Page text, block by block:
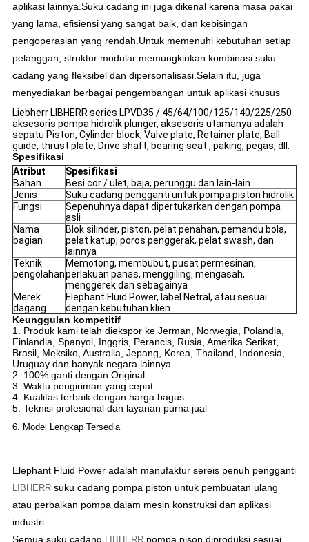
aplikasi lainnya.Suku cadang ini juga dikenal karena masa pakai
yang lama, efisiensi yang sangat baik, dan kebisingan
pengoperasian yang rendah.Untuk memenuhi kebutuhan setiap
pelanggan, struktur modular memungkinkan kombinasi suku
cadang yang fleksibel dan dipersonalisasi.Selain itu, juga
menyediakan berbagai pengembangan untuk aplikasi khusus
Liebherr LIBHERR series LPVD35 / 45/64/100/125/140/225/250
aksesoris pompa hidrolik plunger, aksesoris utamanya adalah
sepatu Piston, Cylinder block, Valve plate, Retainer plate, Ball
guide, thrust plate, Drive shaft, bearing seat , paking, pegas, dll.
Spesifikasi
Atribut
Spesifikasi
Bahan
Besi cor / ulet, baja, perunggu dan lain-lain
Jenis
Suku cadang pengganti untuk pompa piston hidrolik
Fungsi
Sepenuhnya dapat dipertukarkan dengan pompa
asli
Nama
bagian
Blok silinder, piston, pelat penahan, pemandu bola,
pelat katup, poros penggerak, pelat swash, dan
lainnya
Teknik
pengolahan
Memotong, membubut, pusat permesinan,
perlakuan panas, menggiling, mengasah,
menggerek dan sebagainya
Merek
dagang
Elephant Fluid Power, label Netral, atau sesuai
dengan kebutuhan klien
Keunggulan kompetitif
1. Produk kami telah diekspor ke Jerman, Norwegia, Polandia,
Finlandia, Spanyol, Inggris, Perancis, Rusia, Amerika Serikat,
Brasil, Meksiko, Australia, Jepang, Korea, Thailand, Indonesia,
Uruguay dan banyak negara lainnya.
2. 100% ganti dengan Original
3. Waktu pengiriman yang cepat
4. Kualitas terbaik dengan harga bagus
5. Teknisi profesional dan layanan purna jual
6. Model Lengkap Tersedia
Elephant Fluid Power adalah manufaktur sereis penuh pengganti
LIBHERRsuku cadang pompa piston untuk pembuatan ulang
atau perbaikan pompa dalam mesin konstruksi dan aplikasi
industri.
Semua suku cadang
LIBHERRpompa pison diproduksi sesuai